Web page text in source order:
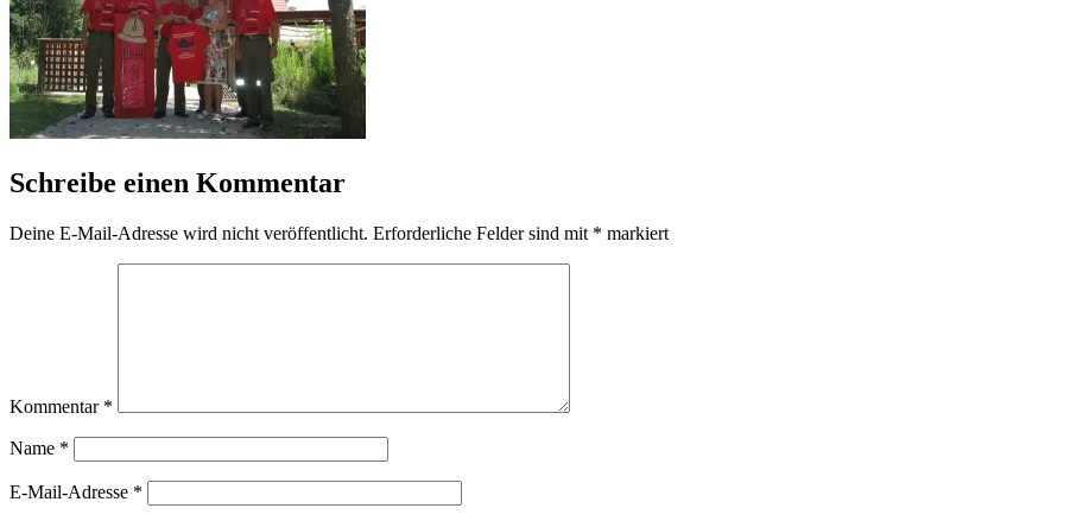
Schreibe einen Kommentar
Deine E-Mail-Adresse wird nicht veröffentlicht. Erforderliche Felder sind mit * markiert
Kommentar *
Name *
E-Mail-Adresse *